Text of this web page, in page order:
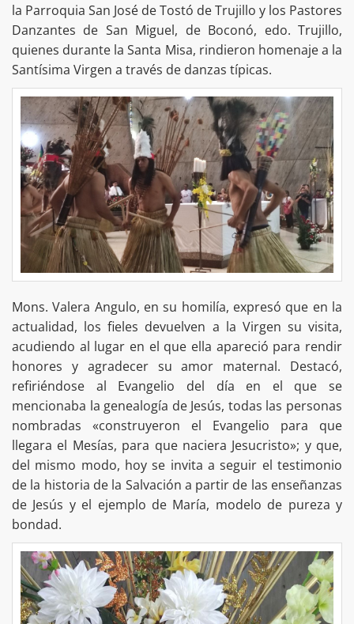
la Parroquia San José de Tostó de Trujillo y los Pastores
Danzantes de San Miguel, de Boconó, edo. Trujillo,
quienes durante la Santa Misa, rindieron homenaje a la
Santísima Virgen a través de danzas típicas.
Mons. Valera Angulo, en su homilía, expresó que en la
actualidad, los fieles devuelven a la Virgen su visita,
acudiendo al lugar en el que ella apareció para rendir
honores y agradecer su amor maternal. Destacó,
refiriéndose al Evangelio del día en el que se
mencionaba la genealogía de Jesús, todas las personas
nombradas «construyeron el Evangelio para que
llegara el Mesías, para que naciera Jesucristo»; y que,
del mismo modo, hoy se invita a seguir el testimonio
de la historia de la Salvación a partir de las enseñanzas
de Jesús y el ejemplo de María, modelo de pureza y
bondad.